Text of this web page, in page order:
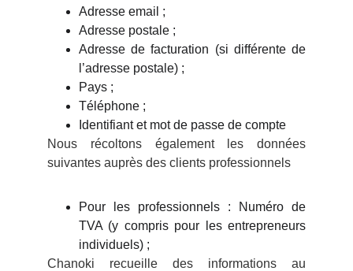
Adresse email ;
Adresse postale ;
Adresse de facturation (si différente de
l’adresse postale) ;
Pays ;
Téléphone ;
Identifiant et mot de passe de compte
Nous récoltons également les données
suivantes auprès des clients professionnels
Pour les professionnels : Numéro de
TVA (y compris pour les entrepreneurs
individuels) ;
Chanoki recueille des informations au